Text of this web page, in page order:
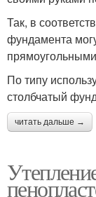
Так, в
фундамента
По типу
столбчатый
читать дальше →